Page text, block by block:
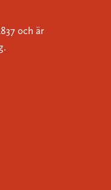
och är